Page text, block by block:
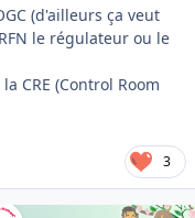
(d'ailleurs ça veut
le régulateur ou le
CRE (Control Room
3